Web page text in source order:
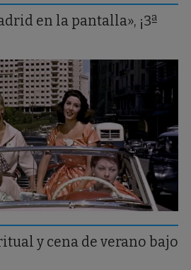
en la pantalla», ¡3ª
y cena de verano bajo